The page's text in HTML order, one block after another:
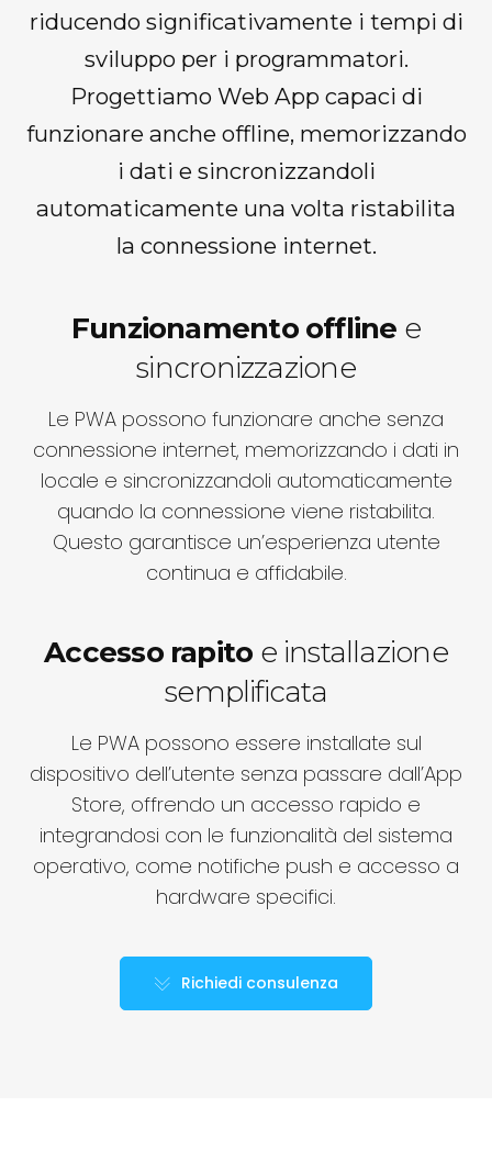
riducendo significativamente i tempi di
sviluppo per i programmatori.
Progettiamo Web App capaci di
funzionare anche offline, memorizzando
i dati e sincronizzandoli
automaticamente una volta ristabilita
la connessione internet.
Funzionamento offline e
sincronizzazione
Le PWA possono funzionare anche senza
connessione internet, memorizzando i dati in
locale e sincronizzandoli automaticamente
quando la connessione viene ristabilita.
Questo garantisce un’esperienza utente
continua e affidabile.
Accesso rapito e installazione
semplificata
Le PWA possono essere installate sul
dispositivo dell’utente senza passare dall’App
Store, offrendo un accesso rapido e
integrandosi con le funzionalità del sistema
operativo, come notifiche push e accesso a
hardware specifici.
Richiedi consulenza